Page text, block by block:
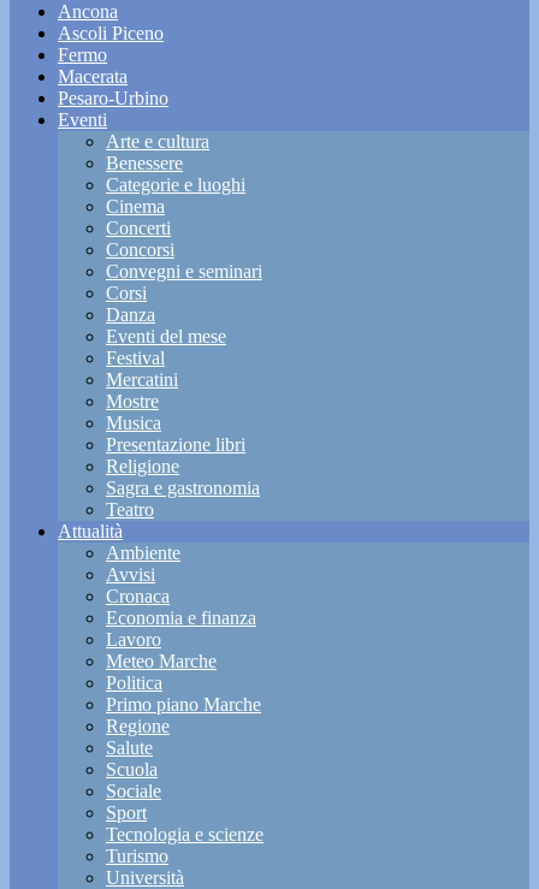
Ancona
Ascoli Piceno
Fermo
Macerata
Pesaro-Urbino
Eventi
Arte e cultura
Benessere
Categorie e luoghi
Cinema
Concerti
Concorsi
Convegni e seminari
Corsi
Danza
Eventi del mese
Festival
Mercatini
Mostre
Musica
Presentazione libri
Religione
Sagra e gastronomia
Teatro
Attualità
Ambiente
Avvisi
Cronaca
Economia e finanza
Lavoro
Meteo Marche
Politica
Primo piano Marche
Regione
Salute
Scuola
Sociale
Sport
Tecnologia e scienze
Turismo
Università